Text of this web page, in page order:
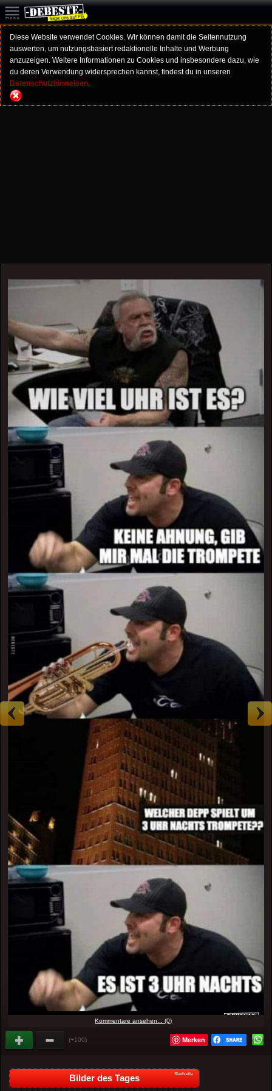
Diese Website verwendet Cookies. Wir können damit die Seitennutzung
auswerten, um nutzungsbasiert redaktionelle Inhalte und Werbung
anzuzeigen. Weitere Informationen zu Cookies und insbesondere dazu, wie
du deren Verwendung widersprechen kannst, findest du in unseren
Datenschutzhinweisen.
Kommentare ansehen... (0)
(+100) Merken
Bilder des Tages Startseite